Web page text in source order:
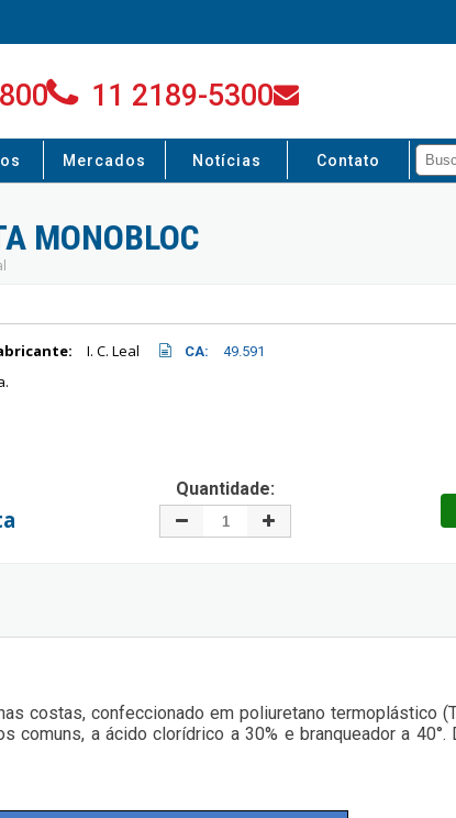
11 2189-5300
Mercados Notícias Contato
MONOBLOC
I. C. Leal
CA: 49.591
Quantidade:
costas, confeccionado em poliuretano termoplástico
comuns, a ácido clorídrico a 30% e branqueador a 40°.